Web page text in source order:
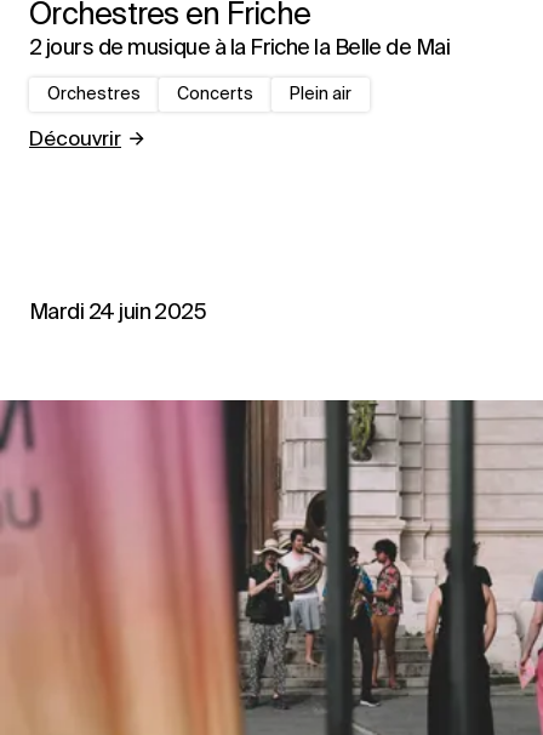
Orchestres en Friche
2 jours de musique à la Friche la Belle de Mai
Orchestres Concerts Plein air
Découvrir
Mardi 24 juin 2025